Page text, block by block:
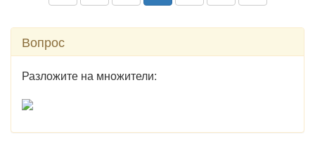
Вопрос
Разложите на множители: